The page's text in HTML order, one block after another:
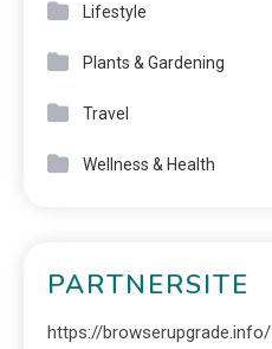
Lifestyle
Plants & Gardening
Travel
Wellness & Health
PARTNERSITE
https://browserupgrade.info/